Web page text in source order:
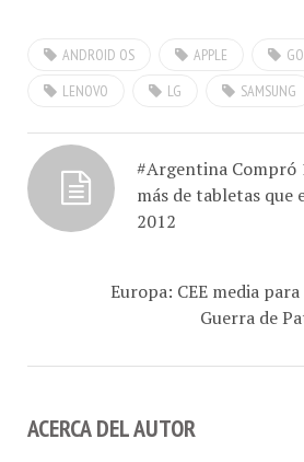
tecnología, en eXclusiva de
#ConCafeRADIO por Con-
más de tabletas que
2012
Guerra de